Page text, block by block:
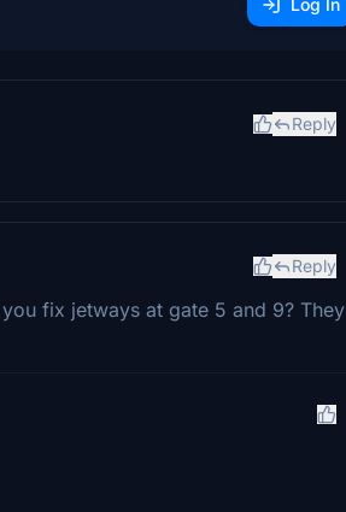
Log In
Reply
Reply
fix jetways at gate 5 and 9? They